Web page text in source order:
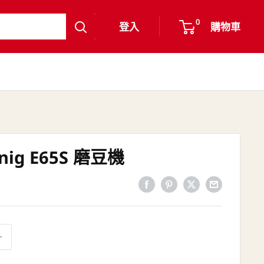
登入 0 購物車
E65S 磨豆機